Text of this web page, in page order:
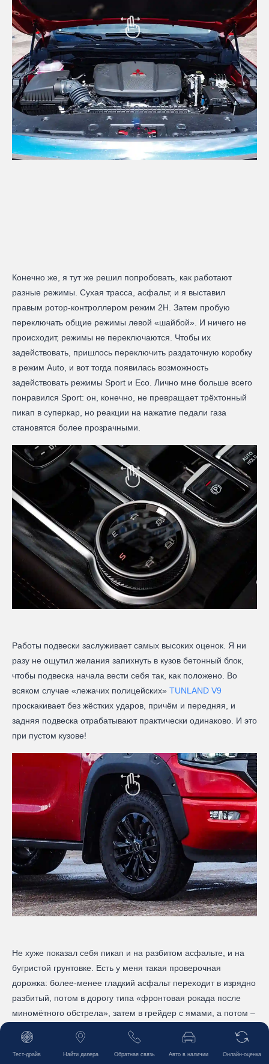
Конечно же, я тут же решил попробовать, как работают
разные режимы. Сухая трасса, асфальт, и я выставил
правым ротор-контроллером режим 2H. Затем пробую
переключать общие режимы левой «шайбой». И ничего не
происходит, режимы не переключаются. Чтобы их
задействовать, пришлось переключить раздаточную коробку
в режим Auto, и вот тогда появилась возможность
задействовать режимы Sport и Eco. Лично мне больше всего
понравился Sport: он, конечно, не превращает трёхтонный
пикап в суперкар, но реакции на нажатие педали газа
становятся более прозрачными.
Работы подвески заслуживает самых высоких оценок. Я ни
разу не ощутил желания запихнуть в кузов бетонный блок,
чтобы подвеска начала вести себя так, как положено. Во
всяком случае «лежачих полицейских» TUNLAND V9
проскакивает без жёстких ударов, причём и передняя, и
задняя подвеска отрабатывают практически одинаково. И это
при пустом кузове!
Не хуже показал себя пикап и на разбитом асфальте, и на
бугристой грунтовке. Есть у меня такая проверочная
дорожка: более-менее гладкий асфальт переходит в изрядно
разбитый, потом в дорогу типа «фронтовая рокада после
миномётного обстрела», затем в грейдер с ямами, а потом –
60-70 км/час на тех участках, где на другом автомобиле не
решился бы ехать и на 40 км/ч.
Тест-драйв Найти дилера Обратная связь Авто в наличии Онлайн-оценка